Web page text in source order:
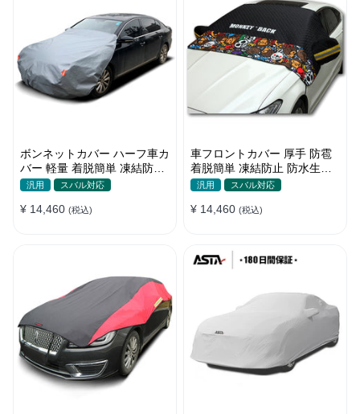
ボンネットカバー ハーフ車カ
バー 軽量 着脱簡単 凍結防止
裏起毛 防水防塵 四季
汎用 スバル対応
¥ 14,460 (税込)
車フロントカバー 厚手 防雹
着脱簡単 凍結防止 防水生地
可愛い 軽量 汚れから守る 四
汎用 スバル対応
¥ 14,460 (税込)